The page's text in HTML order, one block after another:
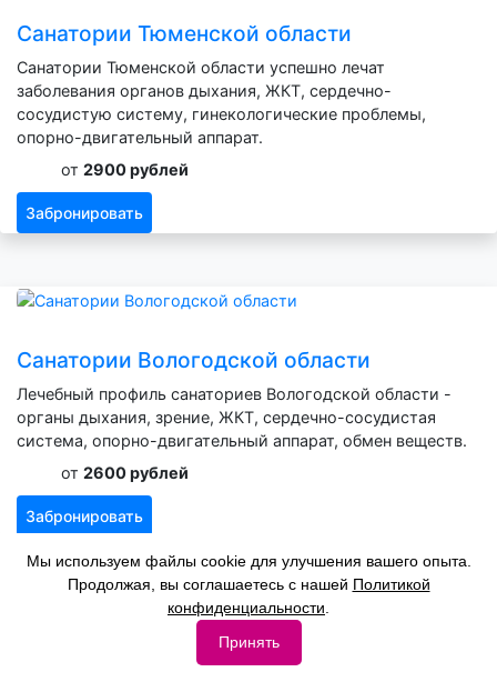
Санатории Тюменской области
Санатории Тюменской области успешно лечат
заболевания органов дыхания, ЖКТ, сердечно-
сосудистую систему, гинекологические проблемы,
опорно-двигательный аппарат.
от 2900 рублей
Забронировать
Санатории Вологодской области
Лечебный профиль санаториев Вологодской области -
органы дыхания, зрение, ЖКТ, сердечно-сосудистая
система, опорно-двигательный аппарат, обмен веществ.
от 2600 рублей
Забронировать
Санатории Армении
Мы используем файлы cookie для улучшения вашего опыта.
Продолжая, вы соглашаетесь с нашей Политикой
конфиденциальности
Принять